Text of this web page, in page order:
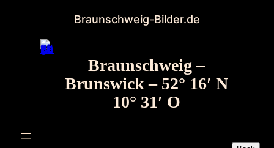
springen
Braunschweig-Bilder.de
Braunschweig –
Brunswick – 52° 16′ N
10° 31′ O